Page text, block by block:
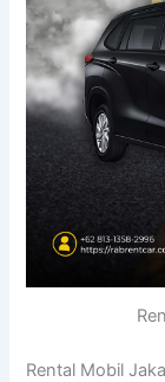
Rental Mobil